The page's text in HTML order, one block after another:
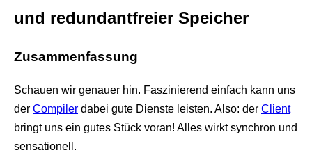
und redundantfreier Speicher
Zusammenfassung
Schauen wir genauer hin. Faszinierend einfach kann uns
der Compiler dabei gute Dienste leisten. Also: der Client
bringt uns ein gutes Stück voran! Alles wirkt synchron und
sensationell.